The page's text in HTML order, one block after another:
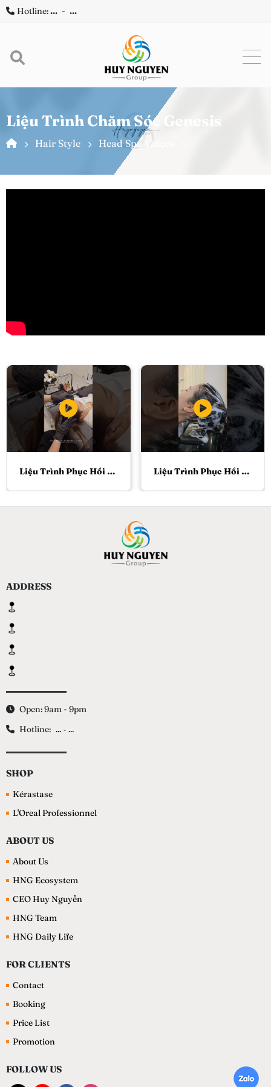
Hotline:... - ...
Liệu Trình Chăm Sóc Genesis
Hair Style Head Spa Videos
Liệu Trình Phục Hồi Chuyên Sâu Kérastase Liệu Trình Phục Hồi Chuyên Sâu Kérastase
ADDRESS
Open: 9am - 9pm
Hotline: ... - ...
SHOP
Kérastase
L'Oreal Professionnel
ABOUT US
About Us
HNG Ecosystem
CEO Huy Nguyễn
HNG Team
HNG Daily Life
FOR CLIENTS
Contact
Booking
Price List
Promotion
FOLLOW US